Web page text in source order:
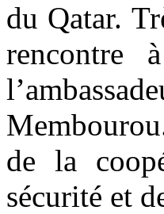
du Qatar.
rencontre
de la
sécurité et